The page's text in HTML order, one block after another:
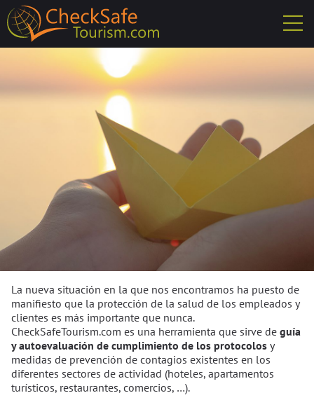
La nueva situación en la que nos encontramos ha puesto de
manifiesto que la protección de la salud de los empleados y
clientes es más importante que nunca.
CheckSafeTourism.com es una herramienta que sirve de guía
y autoevaluación de cumplimiento de los protocolos y
medidas de prevención de contagios existentes en los
diferentes sectores de actividad (hoteles, apartamentos
turísticos, restaurantes, comercios, …).